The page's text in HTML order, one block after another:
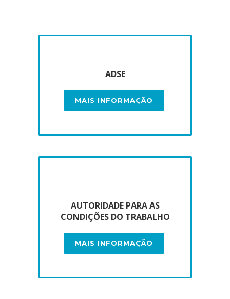
ADSE
MAIS INFORMAÇÃO
AUTORIDADE PARA AS
CONDIÇÕES DO TRABALHO
MAIS INFORMAÇÃO